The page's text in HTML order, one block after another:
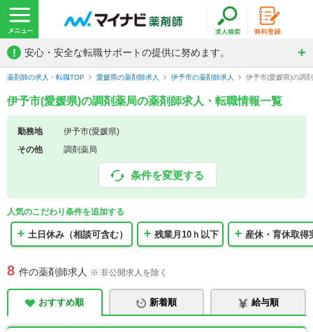
! 安心・安全な転職サポートの提供に努めます。
薬剤師の求人・転職TOP 愛媛県の薬剤師求人 伊予市の薬剤師求人 伊予市(愛媛県)の調
伊予市(愛媛県)の調剤薬局の薬剤師求人・転職情報一覧
勤務地
伊予市(愛媛県)
その他
調剤薬局
条件を変更する
人気のこだわり条件を追加する
土日休み（相談可含む） 残業月10ｈ以下 産休・育休取得
8 件の薬剤師求人 ※ 非公開求人を除く
おすすめ順 新着順 給与順